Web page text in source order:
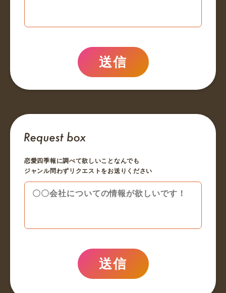
送信
恋愛四季報に調べて欲しいことなんでも
ジャンル問わずリクエストをお送りください
送信